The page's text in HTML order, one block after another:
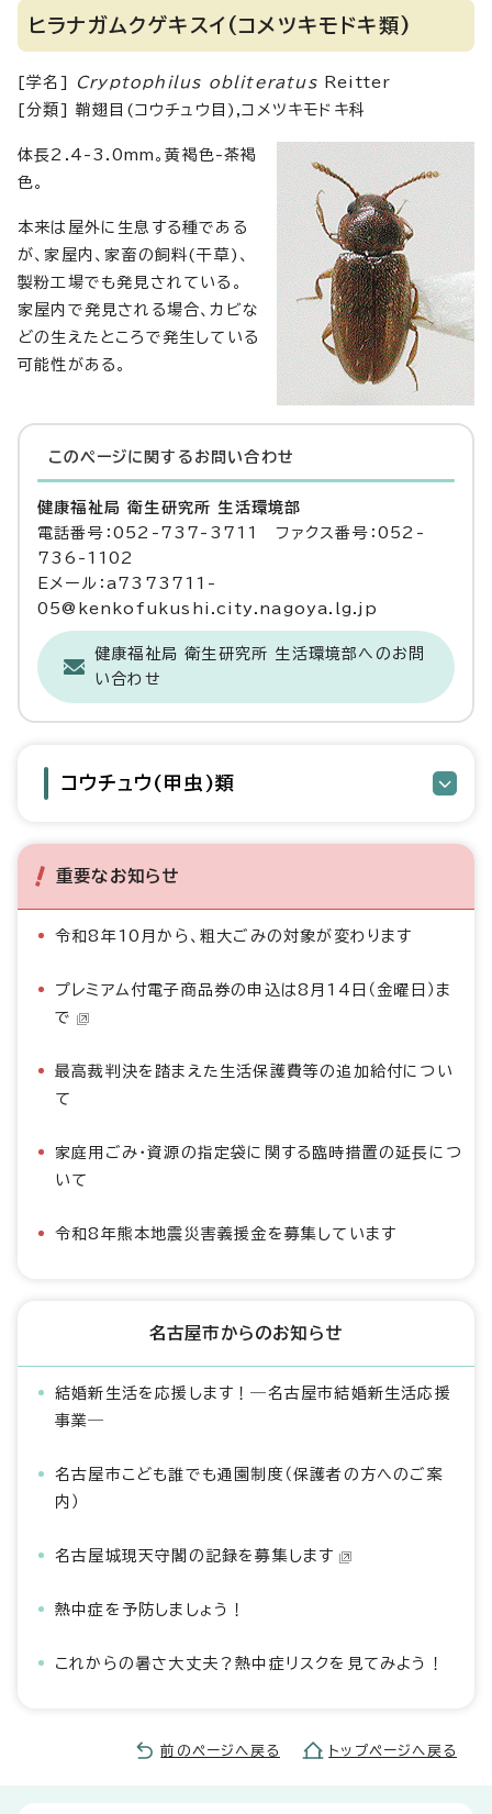
ヒラナガムクゲキスイ(コメツキモドキ類)
[学名] Cryptophilus obliteratusReitter
[分類] 鞘翅目(コウチュウ目),コメツキモドキ科
体長2.4-3.0mm。黄褐色-茶褐
色。
本来は屋外に生息する種である
が、家屋内、家畜の飼料(干草)、
製粉工場でも発見されている。
家屋内で発見される場合、カビな
どの生えたところで発生している
可能性がある。
このページに関する お問い合わせ
健康福祉局 衛生研究所 生活環境部
電話番号：052-737-3711 ファクス番号：052-
736-1102
Eメール：a7373711-
05@kenkofukushi.city.nagoya.lg.jp
健康福祉局 衛生研究所 生活環境部へのお問
い合わせ
コウチュウ(甲虫)類
重要なお知らせ
令和8年10月から、粗大ごみの対象が変わります
プレミアム付電子商品券の申込は8月14日（金曜日）ま
で
最高裁判決を踏まえた生活保護費等の追加給付につい
て
家庭用ごみ・資源の指定袋に関する臨時措置の延長につ
いて
令和8年熊本地震災害義援金を募集しています
名古屋市からのお知らせ
結婚新生活を応援します！―名古屋市結婚新生活応援
事業―
名古屋市こども誰でも通園制度（保護者の方へのご案
内）
名古屋城現天守閣の記録を募集します
熱中症を予防しましょう！
これからの暑さ大丈夫？熱中症リスクを見てみよう！
前のページへ戻る トップページへ戻る